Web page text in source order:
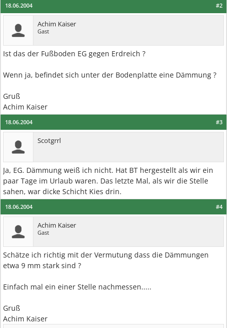
#2
18.06.2004
Achim Kaiser
Gast
Ist das der Fußboden EG gegen Erdreich ?
Wenn ja, befindet sich unter der Bodenplatte eine Dämmung ?
Gruß
Achim Kaiser
#3
18.06.2004
Scotgrrl
Ja, EG. Dämmung weiß ich nicht. Hat BT hergestellt als wir ein
paar Tage im Urlaub waren. Das letzte Mal, als wir die Stelle
sahen, war dicke Schicht Kies drin.
#4
18.06.2004
Achim Kaiser
Gast
Schätze ich richtig mit der Vermutung dass die Dämmungen
etwa 9 mm stark sind ?
Einfach mal ein einer Stelle nachmessen.....
Gruß
Achim Kaiser